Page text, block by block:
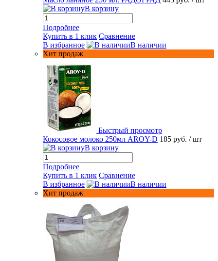
В корзину
Подробнее
Купить в 1 клик Сравнение
В избранное
В наличии
Хит продаж
Быстрый просмотр
Кокосовое молоко 250мл AROY-D 185 руб. / шт
В корзину
Подробнее
Купить в 1 клик Сравнение
В избранное
В наличии
Хит продаж